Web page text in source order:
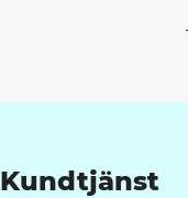
Kundtjänst